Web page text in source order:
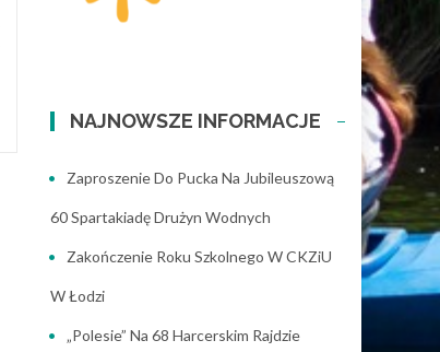
NAJNOWSZE INFORMACJE
Zaproszenie Do Pucka Na Jubileuszową
60 Spartakiadę Drużyn Wodnych
Zakończenie Roku Szkolnego W CKZiU
W Łodzi
„Polesie” Na 68 Harcerskim Rajdzie